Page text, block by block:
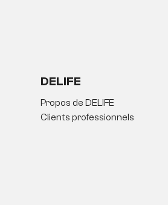
DELIFE
Propos de DELIFE
Clients professionnels